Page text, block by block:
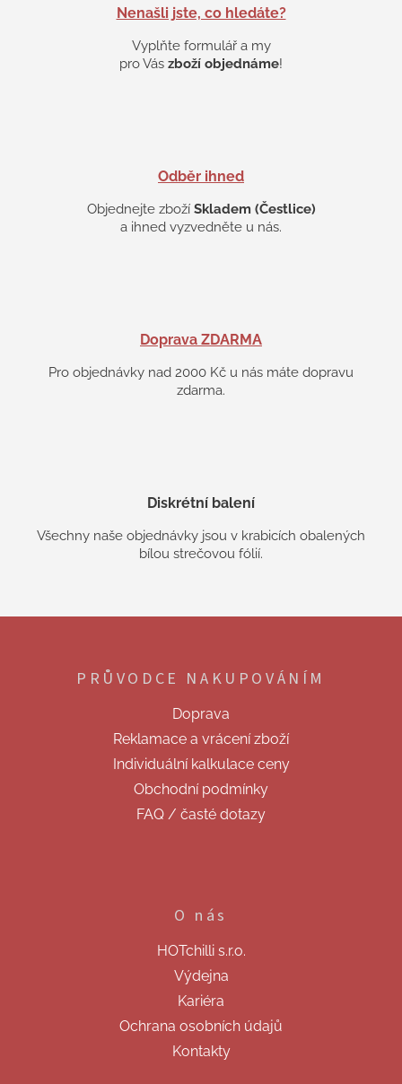
p
v
k
s
u
Nenašli jste, co hledáte?
Vyplňte formulář a my
pro Vás zboží objednáme!
Odběr ihned
Objednejte zboží Skladem (Čestlice)
a ihned vyzvedněte u nás.
Doprava ZDARMA
Pro objednávky nad 2000 Kč u nás máte dopravu
zdarma.
Diskrétní balení
Všechny naše objednávky jsou v krabicích obalených
bílou strečovou fólií.
Z
PRŮVODCE NAKUPOVÁNÍM
Doprava
Reklamace a vrácení zboží
Individuální kalkulace ceny
Obchodní podmínky
FAQ / časté dotazy
O nás
HOTchilli s.r.o.
Výdejna
Kariéra
Ochrana osobních údajů
Kontakty